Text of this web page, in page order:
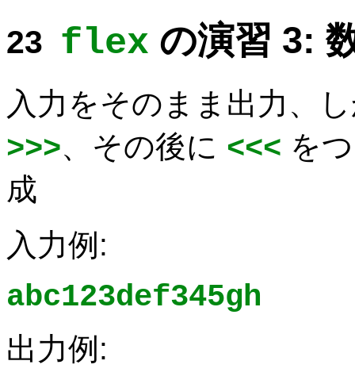
flex の演習 3:
入力をそのまま出力、
>>>、その後に <<< を
成
入力例:
abc123def345gh
出力例: